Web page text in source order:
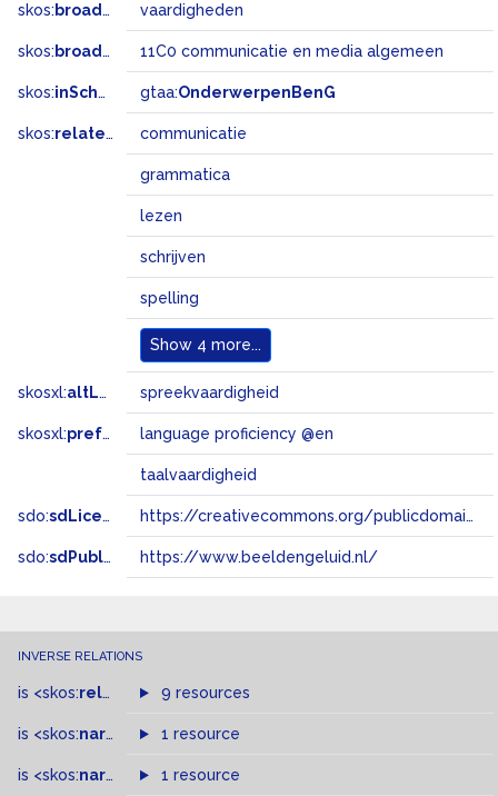
skos: broader vaardigheden
skos: broadMatch 11C0 communicatie en media algemeen
skos:inScheme gtaa:OnderwerpenBenG
skos:related communicatie
grammatica
lezen
schrijven
spelling
Show 4 more...
skosxl:altLabel spreekvaardigheid
skosxl:prefLabel language proficiency @en
taalvaardigheid
sdo:sdLicense https://creativecommons.org/publicdomain/zero/1.0/
sdo:sdPublisher https://www.beeldengeluid.nl/
INVERSE RELATIONS
is <skos:related > of
9 resources
is <skos:narrowMatch >of
1 resource
is <skos:narrower >of
1 resource